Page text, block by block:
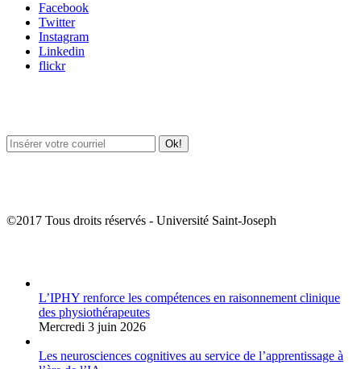
Facebook
Twitter
Instagram
Linkedin
flickr
©2017 Tous droits réservés - Université Saint-Joseph
L’IPHY renforce les compétences en raisonnement clinique
des physiothérapeutes
Mercredi 3 juin 2026
Les neurosciences cognitives au service de l’apprentissage à